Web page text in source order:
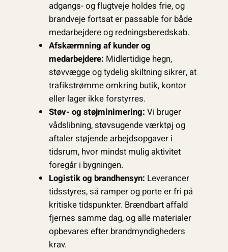
adgangs- og flugtveje holdes frie, og
brandveje fortsat er passable for både
medarbejdere og redningsberedskab.
Afskærmning af kunder og
medarbejdere: Midlertidige hegn,
støvvægge og tydelig skiltning sikrer, at
trafikstrømme omkring butik, kontor
eller lager ikke forstyrres.
Støv- og støjminimering: Vi bruger
vådslibning, støvsugende værktøj og
aftaler støjende arbejdsopgaver i
tidsrum, hvor mindst mulig aktivitet
foregår i bygningen.
Logistik og brandhensyn: Leverancer
tidsstyres, så ramper og porte er fri på
kritiske tidspunkter. Brændbart affald
fjernes samme dag, og alle materialer
opbevares efter brandmyndigheders
krav.